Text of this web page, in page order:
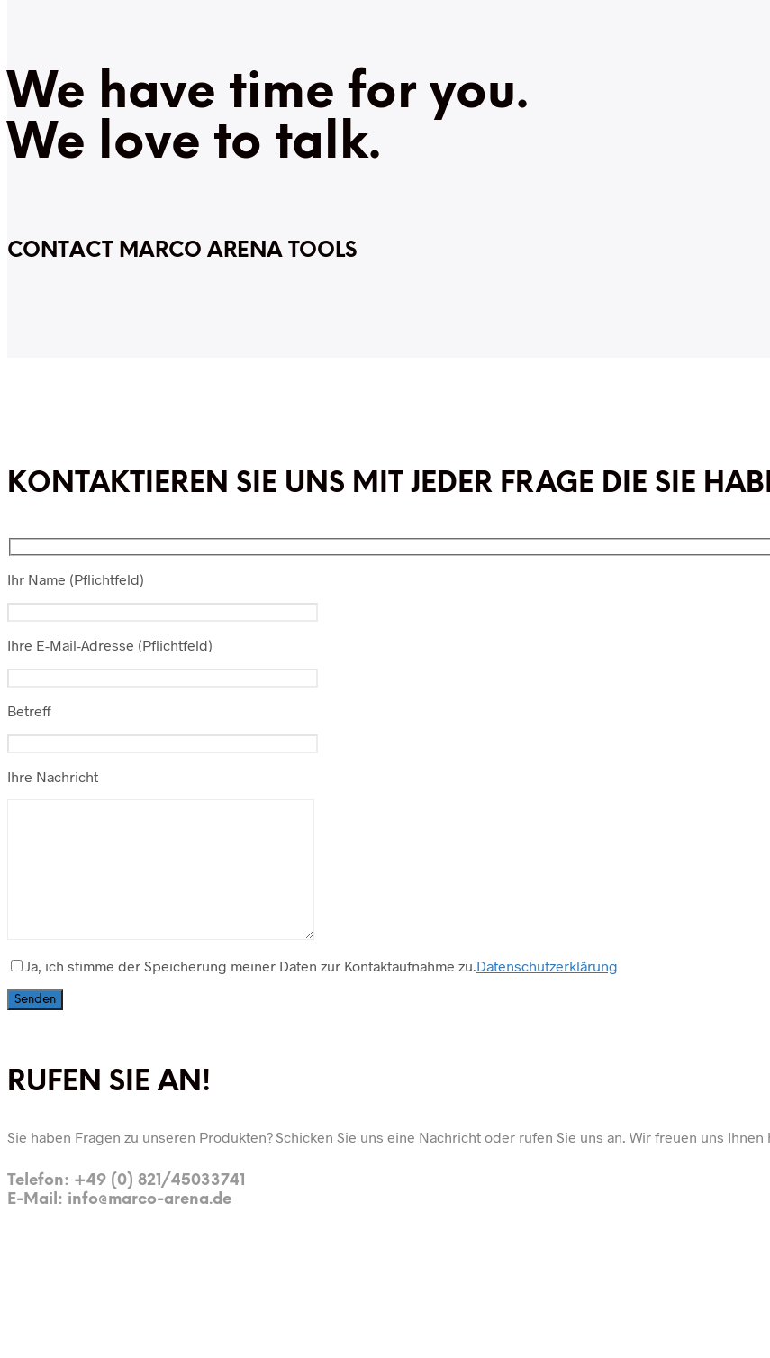
We have time for you.
We love to talk.
CONTACT MARCO ARENA TOOLS
KONTAKTIEREN SIE UNS MIT JEDER FRAGE DIE SIE
Ihr Name (Pflichtfeld)
Ihre E-Mail-Adresse (Pflichtfeld)
Betreff
Ihre Nachricht
Ja, ich stimme der Speicherung meiner Daten zur Kontaktaufnahme zu. Datenschutzerklärung
RUFEN SIE AN!
Sie haben Fragen zu unseren Produkten? Schicken Sie uns eine Nachricht oder rufen Sie uns an. Wir freuen uns Ihnen
Telefon: +49 (0) 821/45033741
E-Mail: info@marco-arena.de